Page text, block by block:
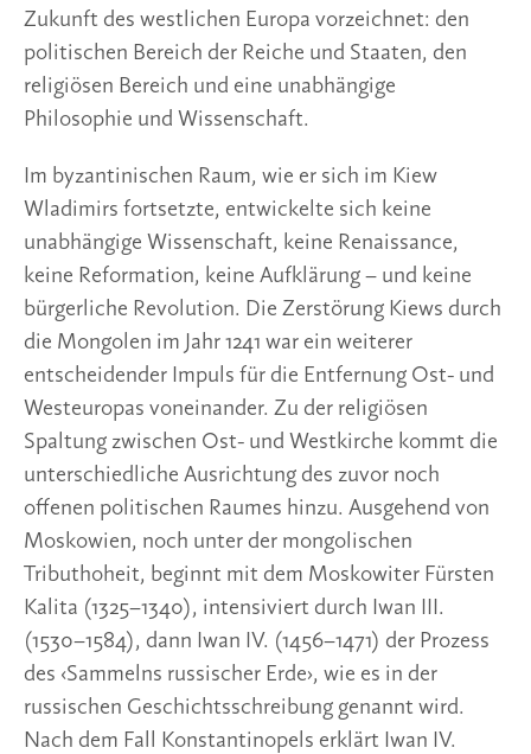
Zukunft des westlichen Europa vorzeichnet: den
politischen Bereich der Reiche und Staaten, den
religiösen Bereich und eine unabhängige
Philosophie und Wissenschaft.
Im byzantinischen Raum, wie er sich im Kiew
Wladimirs fortsetzte, entwickelte sich keine
unabhängige Wissenschaft, keine Renaissance,
keine Reformation, keine Aufklärung – und keine
bürgerliche Revolution. Die Zerstörung Kiews durch
die Mongolen im Jahr 1241 war ein weiterer
entscheidender Impuls für die Entfernung Ost- und
Westeuropas voneinander. Zu der religiösen
Spaltung zwischen Ost- und Westkirche kommt die
unterschiedliche Ausrichtung des zuvor noch
offenen politischen Raumes hinzu. Ausgehend von
Moskowien, noch unter der mongolischen
Tributhoheit, beginnt mit dem Moskowiter Fürsten
Kalita (1325–1340), intensiviert durch Iwan III.
(1530–1584), dann Iwan IV. (1456–1471) der Prozess
des ‹Sammelns russischer Erde›, wie es in der
russischen Geschichtsschreibung genannt wird.
Nach dem Fall Konstantinopels erklärt Iwan IV.